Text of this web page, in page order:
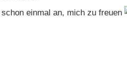
einmal an, mich zu freuen